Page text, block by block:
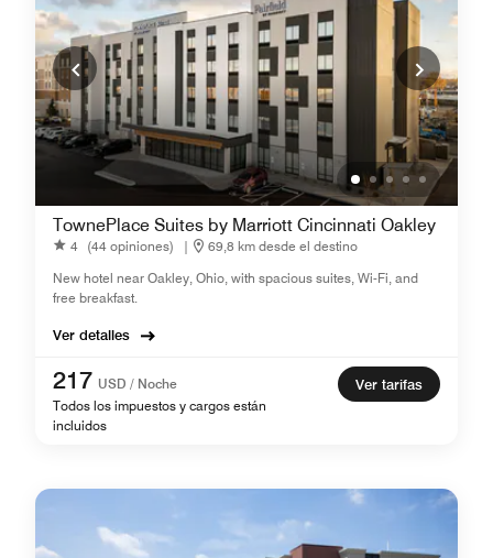
TownePlace Suites by Marriott Cincinnati Oakley
4 (44 opiniones) |
69,8 km desde el destino
New hotel near Oakley, Ohio, with spacious suites, Wi-Fi, and
free breakfast.
Ver detalles
217 USD / Noche
Todos los impuestos y cargos están
incluidos
Ver tarifas